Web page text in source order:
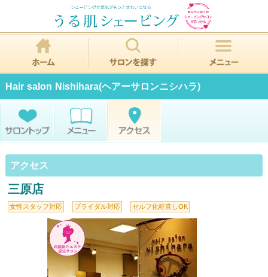
Hair salon Nishihara(ヘアーサロンニシハラ)
アクセス
三原店
女性スタッフ対応 ブライダル対応 セルフ化粧直しOK